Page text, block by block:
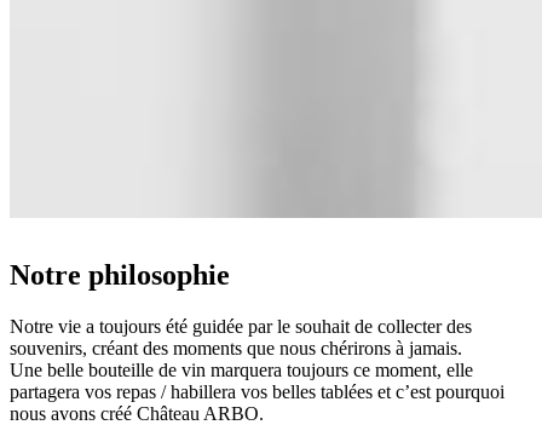
Notre philosophie
Notre vie a toujours été guidée par le souhait de collecter des
souvenirs, créant des moments que nous chérirons à jamais.
Une belle bouteille de vin marquera toujours ce moment, elle
partagera vos repas / habillera vos belles tablées et c’est pourquoi
nous avons créé Château ARBO.